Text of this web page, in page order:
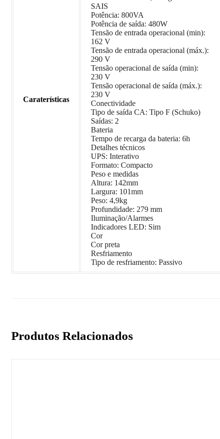
Caraterísticas
SAIS
Potência: 800VA
Potência de saída: 480W
Tensão de entrada operacional (min):
162 V
Tensão de entrada operacional (máx.):
290 V
Tensão operacional de saída (min):
230 V
Tensão operacional de saída (máx.):
230 V
Conectividade
Tipo de saída CA: Tipo F (Schuko)
Saídas: 2
Bateria
Tempo de recarga da bateria: 6h
Detalhes técnicos
UPS: Interativo
Formato: Compacto
Peso e medidas
Altura: 142mm
Largura: 101mm
Peso: 4,9kg
Profundidade: 279 mm
Iluminação/Alarmes
Indicadores LED: Sim
Cor
Cor preta
Resfriamento
Tipo de resfriamento: Passivo
Produtos Relacionados